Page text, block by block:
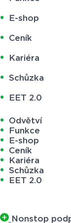
E-shop
Ceník
Kariéra
Schůzka
EET 2.0
Odvětví
Funkce
E-shop
Ceník
Kariéra
Schůzka
EET 2.0
Nonstop